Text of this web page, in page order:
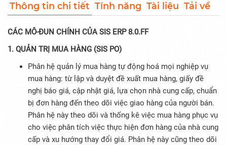
Thông tin chi tiết Tính năng Tài liệu Tải về
CÁC MÔ-ĐUN CHÍNH CỦA SIS ERP 8.0.FF
1. QUẢN TRỊ MUA HÀNG (SIS PO)
Phân hệ quản lý mua hàng tự động hoá mọi nghiệp vụ
mua hàng: từ lập và duyệt đề xuất mua hàng, giấy đề
nghị báo giá, cập nhật giá, lựa chọn nhà cung cấp, chuẩn
bị đơn hàng đến theo dõi việc giao hàng của người bán.
Phân hệ này theo dõi và thống kê việc mua hàng phục vụ
cho việc phân tích việc thực hiện đơn hàng của nhà cung
cấp và xu hướng thay đổi giá. Phân hệ này cũng theo dõi